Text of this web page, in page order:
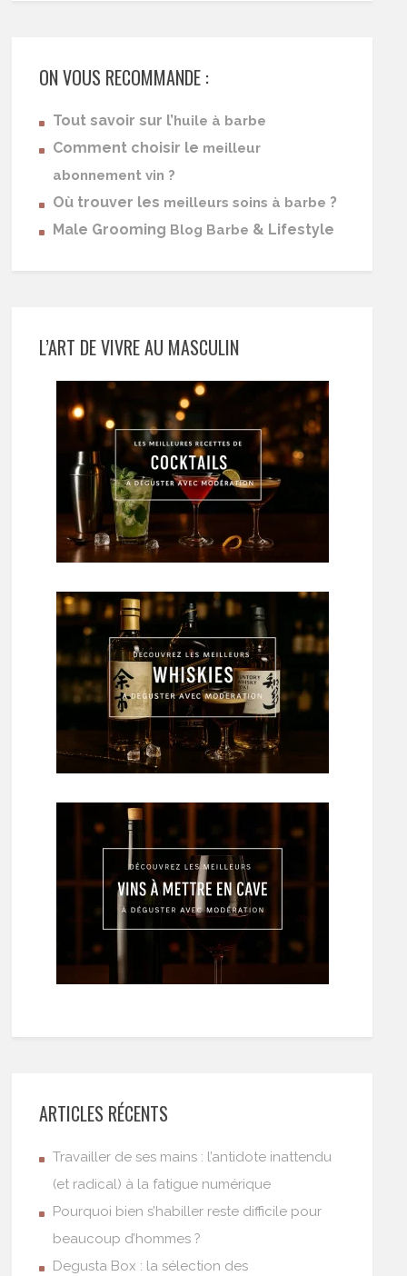
ON VOUS RECOMMANDE :
Tout savoir sur l’huile à barbe
Comment choisir le meilleur
abonnement vin ?
Où trouver les meilleurs soins à barbe ?
Male Grooming Blog Barbe & Lifestyle
L’ART DE VIVRE AU MASCULIN
ARTICLES RÉCENTS
Travailler de ses mains : l’antidote inattendu
(et radical) à la fatigue numérique
Pourquoi bien s’habiller reste difficile pour
beaucoup d’hommes ?
Degusta Box : la sélection des